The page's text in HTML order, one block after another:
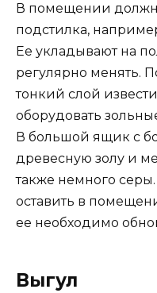
В помещении
подстилка,
Ее укладывают на
регулярно менять.
тонкий слой
оборудовать
В большой ящик с
древесную золу и
также немного
оставить в
ее необходимо
Выгул